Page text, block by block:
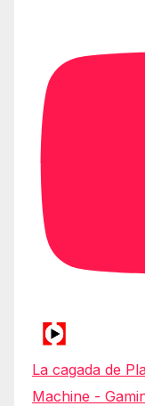
La cagada de
Machine -